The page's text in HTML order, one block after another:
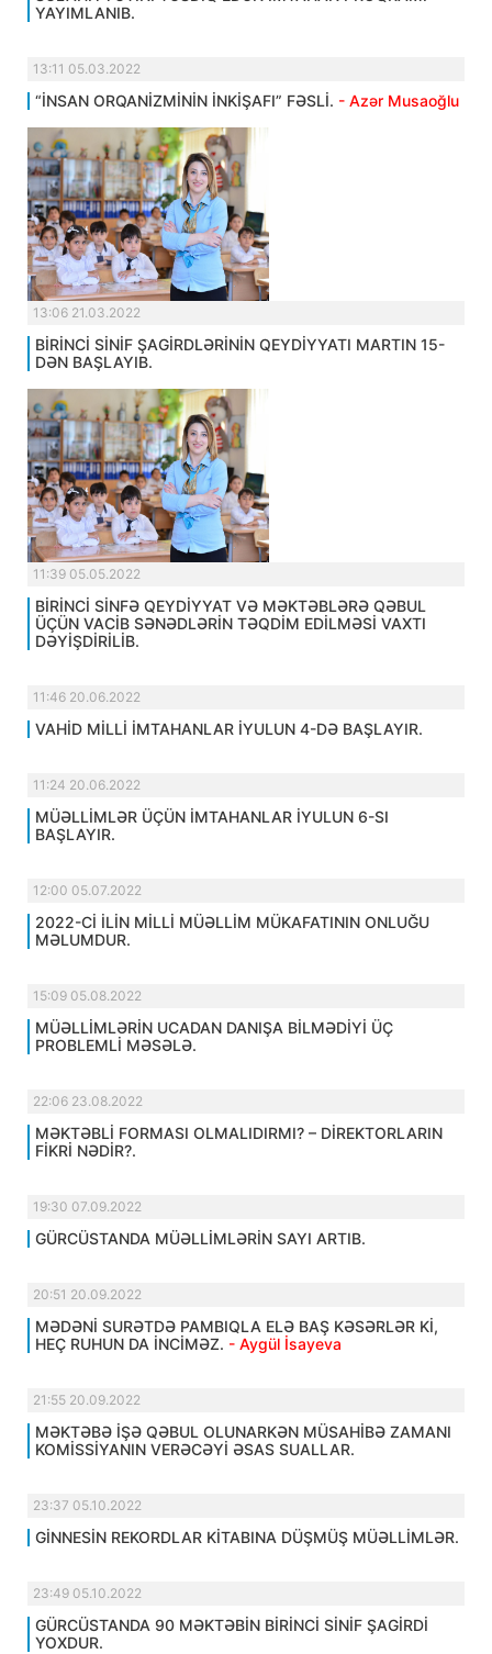
YAYIMLANIB.
13:11 05.03.2022
“İNSAN ORQANİZMİNİN İNKİŞAFI” FƏSLİ. - Azər Musaoğlu
13:06 21.03.2022
BİRİNCİ SİNİF ŞAGİRDLƏRİNİN QEYDİYYATI MARTIN 15-
DƏN BAŞLAYIB.
11:39 05.05.2022
BİRİNCİ SİNFƏ QEYDİYYAT VƏ MƏKTƏBLƏRƏ QƏBUL
ÜÇÜN VACİB SƏNƏDLƏRİN TƏQDİM EDİLMƏSİ VAXTI
DƏYİŞDİRİLİB.
11:46 20.06.2022
VAHİD MİLLİ İMTAHANLAR İYULUN 4-DƏ BAŞLAYIR.
11:24 20.06.2022
MÜƏLLİMLƏR ÜÇÜN İMTAHANLAR İYULUN 6-SI
BAŞLAYIR.
12:00 05.07.2022
2022-Cİ İLİN MİLLİ MÜƏLLİM MÜKAFATININ ONLUĞU
MƏLUMDUR.
15:09 05.08.2022
MÜƏLLİMLƏRİN UCADAN DANIŞA BİLMƏDİYİ ÜÇ
PROBLEMLİ MƏSƏLƏ.
22:06 23.08.2022
MƏKTƏBLİ FORMASI OLMALIDIRMI? – DİREKTORLARIN
FİKRİ NƏDİR?.
19:30 07.09.2022
GÜRCÜSTANDA MÜƏLLİMLƏRİN SAYI ARTIB.
20:51 20.09.2022
MƏDƏNİ SURƏTDƏ PAMBIQLA ELƏ BAŞ KƏSƏRLƏR Kİ,
HEÇ RUHUN DA İNCİMƏZ. - Aygül İsayeva
21:55 20.09.2022
MƏKTƏBƏ İŞƏ QƏBUL OLUNARKƏN MÜSAHİBƏ ZAMANI
KOMİSSİYANIN VERƏCƏYİ ƏSAS SUALLAR.
23:37 05.10.2022
GİNNESİN REKORDLAR KİTABINA DÜŞMÜŞ MÜƏLLİMLƏR.
23:49 05.10.2022
GÜRCÜSTANDA 90 MƏKTƏBİN BİRİNCİ SİNİF ŞAGİRDİ
YOXDUR.